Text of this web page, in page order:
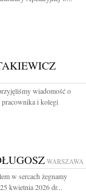
wiadomość o
pracownika i kolegi
WARSZAWA
w sercach żegnamy
kwietnia 2026 dr...